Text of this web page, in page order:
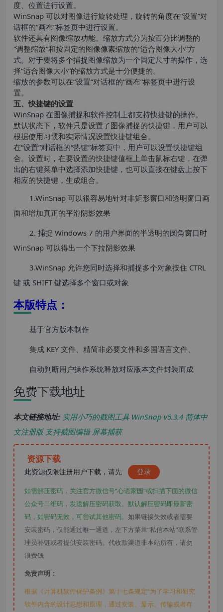
度、位置进行设置。
WinSnap 可以对图像进行旋转处理，旋转的角度在“设置”对
话框的“画布”标签页中进行设置。
软件还具有图像缩放功能。缩放方式分为按百分比调整的
“调整缩放”和按固定的图像像素缩放的“适合图像大小”方
式。对于要将多个捕捉图像缩放为一个固定尺寸的操作，选
择“适合图像大小”的缩放方式是十分便捷的。
缩放的参数可以在“设置”对话框的“画布”标签页中进行设
置。
五、快捷键的设置
WinSnap 在图像捕捉和软件控制上都支持快捷键的操作。
默认状态下，软件只是设置了图像捕捉的快捷键，用户可以
根据使用习惯和实际情况设置快捷键组合。
在“设置”对话框的“热键”标签页中，用户可以设置快捷键组
合。设置时，在要设置的快捷键值框上单击鼠标右键，在弹
出的右键菜单中选择添加快捷键，也可以直接在键盘上按下
相应的快捷键，生成组合。
1.WinSnap 可以很容易地针对非矩形窗口和透明窗口画
面和增加真正的平滑阴影效果
2. 捕捉 Windows 7 的用户界面的半透明的圆角窗口时
WinSnap 可以得出一个下拉阴影效果
3.WinSnap 允许您同时选择和捕捉多个对象按住 CTRL
键 或 SHIFT 键选择多个窗口或对象
本版特点：
基于官方版本制作
集成 KEY 文件、精简非必要文件和多国语言文件、
自动判断用户操作系统释放对应版本文件封装而成
免费下载地址
本文链接地址: 实用小巧的截图工具 WinSnap v5.3.4 简体中
文注册版 支持截图编辑 屏幕捕获
资源下载
此资源仅限注册用户下载，请先 登录
如需解压密码，关注官方微信号“心语家园“或扫描下面的微信
公众号二维码，发送解压密码获取。默认解压密码即最新密
码，如密码无效，可尝试其他密码。 如果链接失效或者需要
安装密码，仅能通过唯一通道，左下方菜单“私信本站”联系管
理员补链或者提供安装密码。代收款渠道非本站所有，请勿
浪费钱
免责声明：
根据《计算机软件保护条例》第十七条规定“为了学习和研究
软件内含的设计思想和原理，通过安装、显示、传输或者存